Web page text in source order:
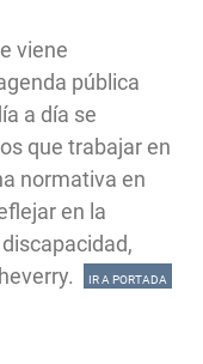
viene
pública
a día se
que trabajar en
normativa en
en la
IR A PORTADA